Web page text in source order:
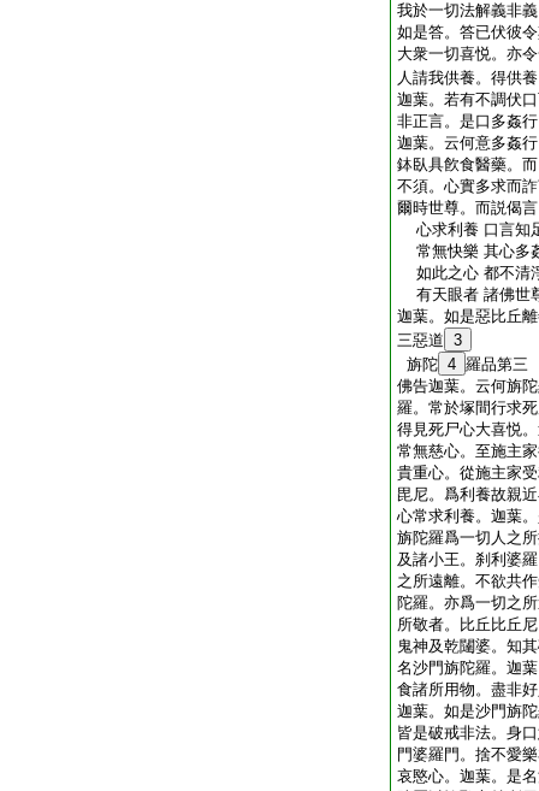
我於一切法解義非
如是答。答已伏彼
大衆一切喜悦。亦
人請我供養。得供
迦葉。若有不調伏
非正言。是口多姦
迦葉。云何意多姦
鉢臥具飮食醫藥。
不須。心實多求而
爾時世尊。而説偈言
心求利養 口言知
常無快樂 其心多
如此之心 都不清
有天眼者 諸佛世
迦葉。如是惡比丘
三惡道 3
旃陀 4 羅品第三
佛告迦葉。云何旃
羅。常於塚間行求
得見死尸心大喜悦
常無慈心。至施主
貴重心。從施主家
毘尼。爲利養故親
心常求利養。迦葉
旃陀羅爲一切人之
及諸小王。刹利婆
之所遠離。不欲共
陀羅。亦爲一切之
所敬者。比丘比丘
鬼神及乾闥婆。知
名沙門旃陀羅。迦
食諸所用物。盡非
迦葉。如是沙門旃
皆是破戒非法。身
門婆羅門。捨不愛
哀愍心。迦葉。是